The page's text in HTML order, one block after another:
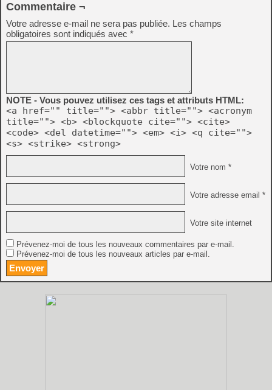
Commentaire ¬
Votre adresse e-mail ne sera pas publiée. Les champs
obligatoires sont indiqués avec *
NOTE - Vous pouvez utilisez ces tags et attributs HTML:
<a href="" title=""> <abbr title=""> <acronym
title=""> <b> <blockquote cite=""> <cite>
<code> <del datetime=""> <em> <i> <q cite="">
<s> <strike> <strong>
Votre nom *
Votre adresse email *
Votre site internet
Prévenez-moi de tous les nouveaux commentaires par e-mail.
Prévenez-moi de tous les nouveaux articles par e-mail.